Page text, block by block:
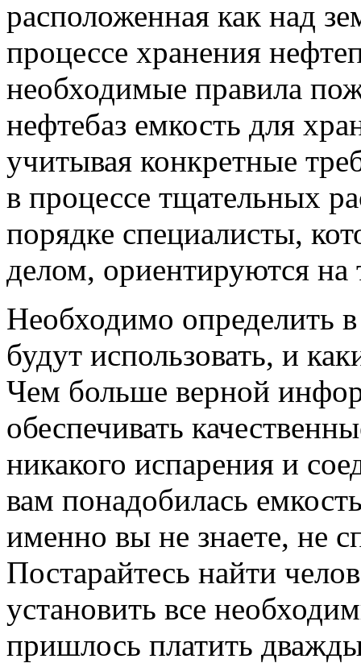
расположенная как над
процессе хранения
необходимые правила
нефтебаз емкость для
учитывая конкретные
в процессе тщательных
порядке специалисты,
делом, ориентируются на
Необходимо определить
будут использовать, и
Чем больше верной
обеспечивать
никакого испарения и
вам понадобилась
именно вы не знаете, не
Постарайтесь найти
установить все
пришлось платить